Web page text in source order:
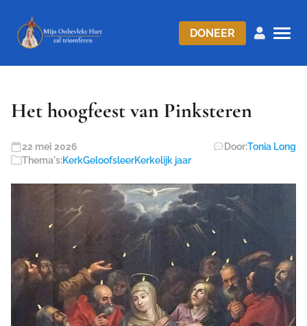
DONEER
Het hoogfeest van Pinksteren
22 mei 2026 Door:Tonia Long
Thema's:KerkGeloofsleerKerkelijk jaar